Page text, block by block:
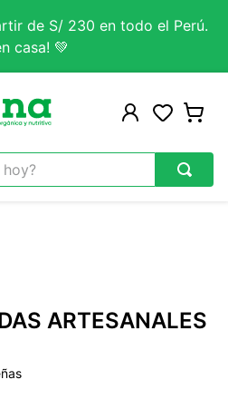
de S/ 230 en todo el Perú.
casa! 💚
ARTESANALES